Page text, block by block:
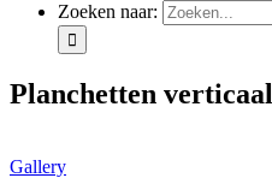
Zoeken naar:
Planchetten verticaal
Gallery